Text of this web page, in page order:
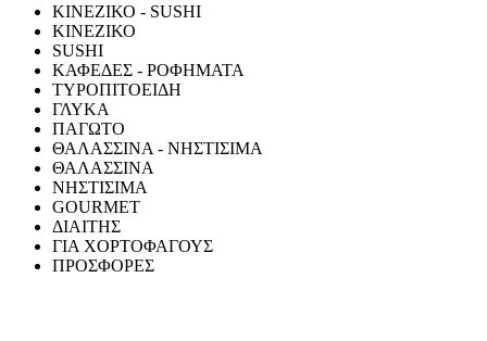
ΚΙΝΕΖΙΚΟ - SUSHI
ΚΙΝΕΖΙΚΟ
SUSHI
ΚΑΦΕΔΕΣ - ΡΟΦΗΜΑΤΑ
ΤΥΡΟΠΙΤΟΕΙΔΗ
ΓΛΥΚΑ
ΠΑΓΩΤΟ
ΘΑΛΑΣΣΙΝΑ - ΝΗΣΤΙΣΙΜΑ
ΘΑΛΑΣΣΙΝΑ
ΝΗΣΤΙΣΙΜΑ
GOURMET
ΔΙΑΙΤΗΣ
ΓΙΑ ΧΟΡΤΟΦΑΓΟΥΣ
ΠΡΟΣΦΟΡΕΣ